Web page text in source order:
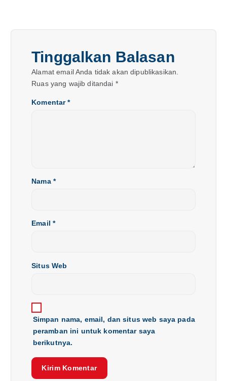
p
Tinggalkan Balasan
Alamat email Anda tidak akan dipublikasikan.
Ruas yang wajib ditandai *
Komentar*
Nama *
Email *
Situs Web
Simpan nama, email, dan situs web saya pada
peramban ini untuk komentar saya
berikutnya.